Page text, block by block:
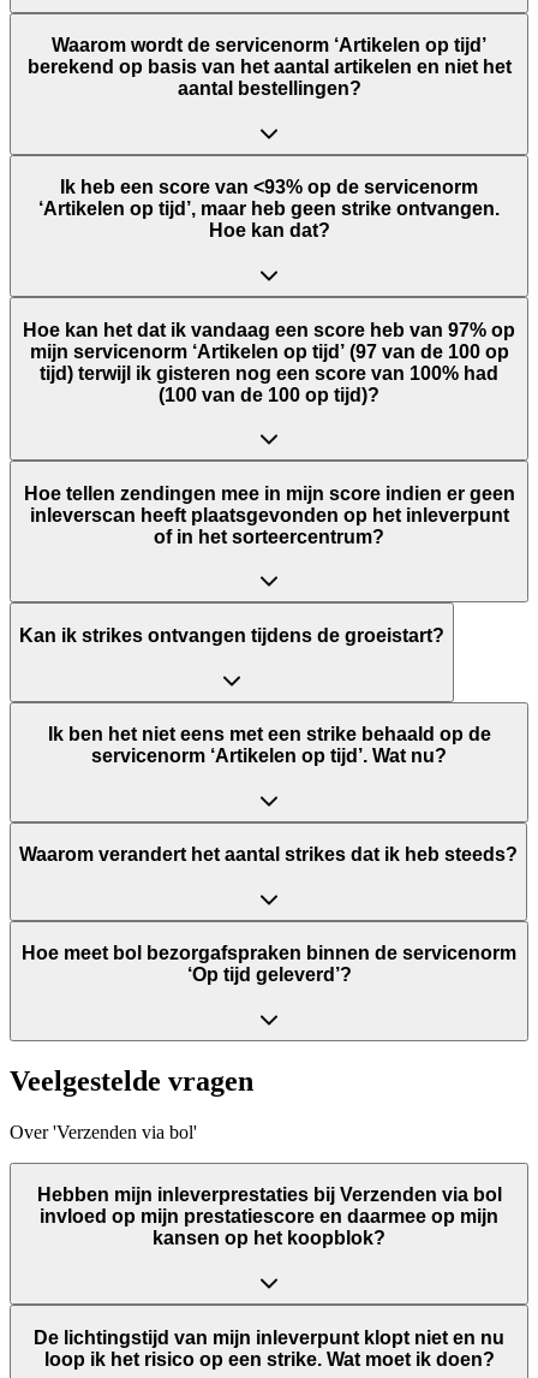
Waarom wordt de servicenorm ‘Artikelen op tijd’
berekend op basis van het aantal artikelen en niet het
aantal bestellingen?
Ik heb een score van <93% op de servicenorm
‘Artikelen op tijd’, maar heb geen strike ontvangen.
Hoe kan dat?
Hoe kan het dat ik vandaag een score heb van 97% op
mijn servicenorm ‘Artikelen op tijd’ (97 van de 100 op
tijd) terwijl ik gisteren nog een score van 100% had
(100 van de 100 op tijd)?
Hoe tellen zendingen mee in mijn score indien er geen
inleverscan heeft plaatsgevonden op het inleverpunt
of in het sorteercentrum?
Kan ik strikes ontvangen tijdens de groeistart?
Ik ben het niet eens met een strike behaald op de
servicenorm ‘Artikelen op tijd’. Wat nu?
Waarom verandert het aantal strikes dat ik heb steeds?
Hoe meet bol bezorgafspraken binnen de servicenorm
‘Op tijd geleverd’?
Veelgestelde vragen
Over 'Verzenden via bol'
Hebben mijn inleverprestaties bij Verzenden via bol
invloed op mijn prestatiescore en daarmee op mijn
kansen op het koopblok?
De lichtingstijd van mijn inleverpunt klopt niet en nu
loop ik het risico op een strike. Wat moet ik doen?